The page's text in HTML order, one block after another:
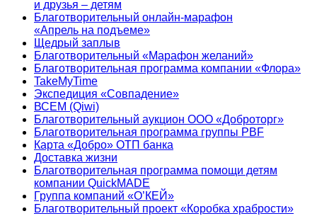
и друзья – детям
Благотворительный онлайн‑марафон
«Апрель на подъеме»
Щедрый заплыв
Благотворительный «Марафон желаний»
Благотворительная программа компании «Флора»
TakeMyTime
Экспедиция «Совпадение»
ВСЕМ (Qiwi)
Благотворительный аукцион ООО «Доброторг»
Благотворительная программа группы PBF
Карта «Добро» ОТП банка
Доставка жизни
Благотворительная программа помощи детям
компании QuickMADE
Группа компаний «О’КЕЙ»
Благотворительный проект «Коробка храбрости»